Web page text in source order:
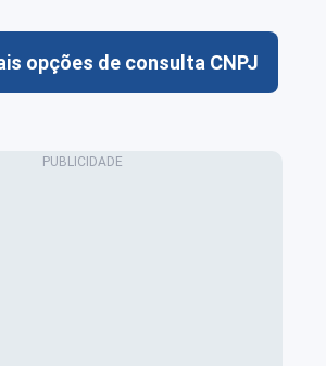
opções de consulta CNPJ